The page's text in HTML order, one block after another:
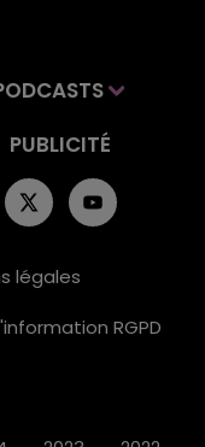
PUBLICITÉ
légales
RGPD